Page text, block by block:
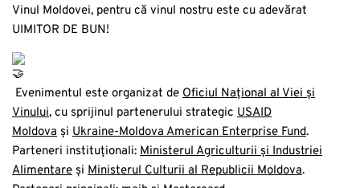
Vinul Moldovei, pentru că vinul nostru este cu adevărat
UIMITOR DE BUN!
Evenimentul este organizat de Oficiul Național al Viei și
Vinului, cu sprijinul partenerului strategic USAID
Moldova și Ukraine-Moldova American Enterprise Fund.
Parteneri instituționali: Ministerul Agriculturii şi Industriei
Alimentare și Ministerul Culturii al Republicii Moldova.